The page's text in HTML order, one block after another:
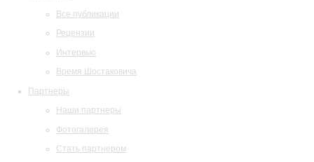
Все публикации
Рецензии
Интервью
Время Шостаковича
Партнеры
Наши партнеры
Фотогалерея
Стать партнером